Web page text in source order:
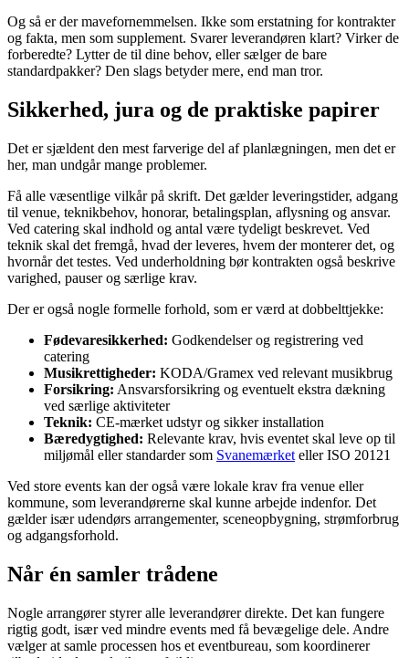
Og så er der mavefornemmelsen. Ikke som erstatning for kontrakter
og fakta, men som supplement. Svarer leverandøren klart? Virker de
forberedte? Lytter de til dine behov, eller sælger de bare
standardpakker? Den slags betyder mere, end man tror.
Sikkerhed, jura og de praktiske papirer
Det er sjældent den mest farverige del af planlægningen, men det er
her, man undgår mange problemer.
Få alle væsentlige vilkår på skrift. Det gælder leveringstider, adgang
til venue, teknikbehov, honorar, betalingsplan, aflysning og ansvar.
Ved catering skal indhold og antal være tydeligt beskrevet. Ved
teknik skal det fremgå, hvad der leveres, hvem der monterer det, og
hvornår det testes. Ved underholdning bør kontrakten også beskrive
varighed, pauser og særlige krav.
Der er også nogle formelle forhold, som er værd at dobbelttjekke:
Fødevaresikkerhed: Godkendelser og registrering ved
catering
Musikrettigheder: KODA/Gramex ved relevant musikbrug
Forsikring: Ansvarsforsikring og eventuelt ekstra dækning
ved særlige aktiviteter
Teknik: CE-mærket udstyr og sikker installation
Bæredygtighed: Relevante krav, hvis eventet skal leve op til
miljømål eller standarder som Svanemærket eller ISO 20121
Ved store events kan der også være lokale krav fra venue eller
kommune, som leverandørerne skal kunne arbejde indenfor. Det
gælder især udendørs arrangementer, sceneopbygning, strømforbrug
og adgangsforhold.
Når én samler trådene
Nogle arrangører styrer alle leverandører direkte. Det kan fungere
rigtig godt, især ved mindre events med få bevægelige dele. Andre
vælger at samle processen hos et eventbureau, som koordinerer